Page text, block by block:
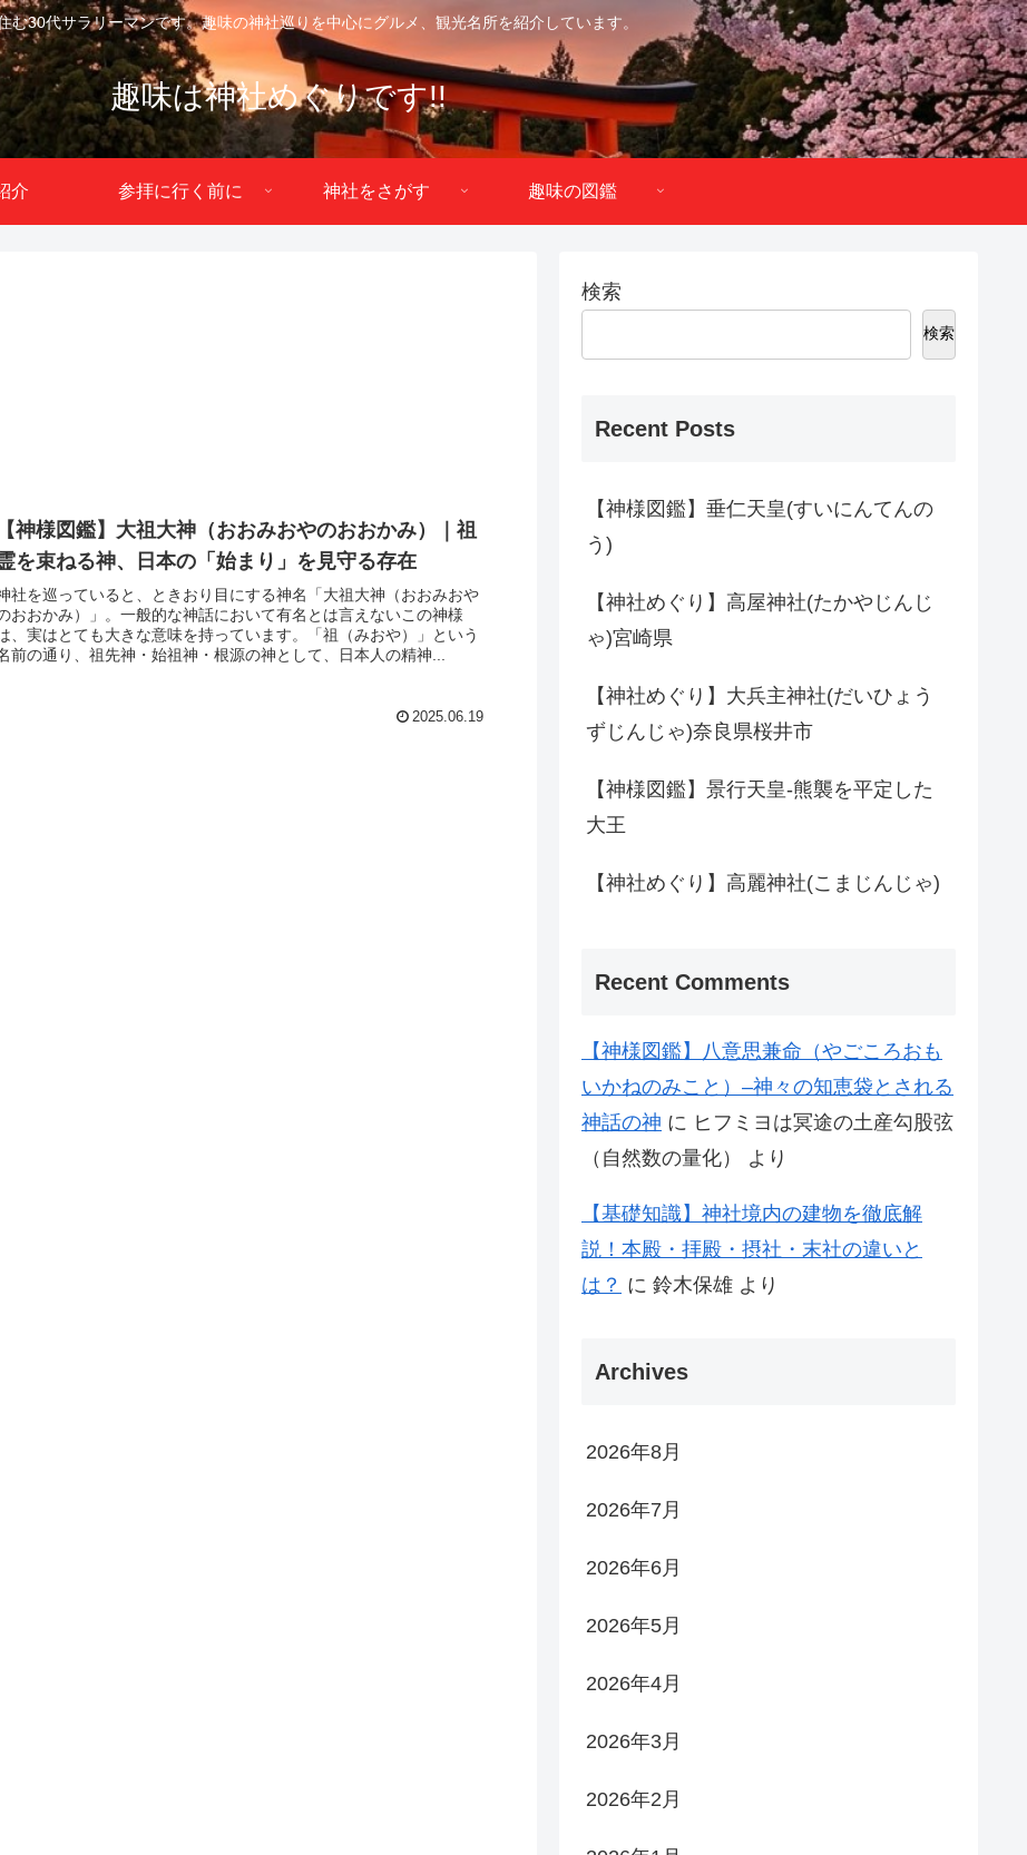
む30代サラリーマンです。趣味の神社巡りを中心にグルメ、観光名所を紹介しています。
趣味は神社めぐりです!!
介 参拝に行く前に 神社をさがす 趣味の図鑑
【神様図鑑】大祖大神（おおみおやのおおかみ）｜祖
を束ねる神、日本の「始まり」を見守る存在
社を巡っていると、ときおり目にする神名「大祖大神（おおみおや
おおかみ）」。一般的な神話において有名とは言えないこの神様
、実はとても大きな意味を持っています。「祖（みおや）」という
前の通り、祖先神・始祖神・根源の神として、日本人の精神...
2025.06.19
検索
検索
Recent Posts
【神様図鑑】垂仁天皇(すいにんてんの
う)
【神社めぐり】高屋神社(たかやじんじ
ゃ)宮崎県
【神社めぐり】大兵主神社(だいひょう
ずじんじゃ)奈良県桜井市
【神様図鑑】景行天皇-熊襲を平定した
大王
【神社めぐり】高麗神社(こまじんじゃ)
Recent Comments
【神様図鑑】八意思兼命（やごころおも
いかねのみこと）–神々の知恵袋とされる
神話の神 に ヒフミヨは冥途の土産勾股弦
（自然数の量化）
より
【基礎知識】神社境内の建物を徹底解
説！本殿・拝殿・摂社・末社の違いと
は？ に 鈴木保雄 より
Archives
2026年8月
2026年7月
2026年6月
2026年5月
2026年4月
2026年3月
2026年2月